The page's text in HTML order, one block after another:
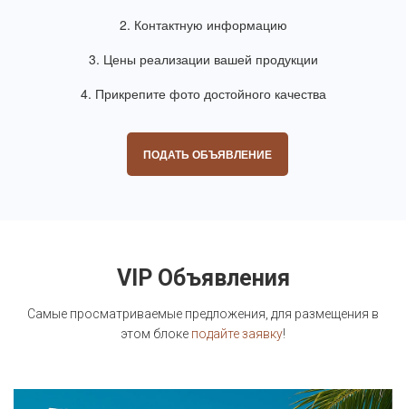
2. Контактную информацию
3. Цены реализации вашей продукции
4. Прикрепите фото достойного качества
ПОДАТЬ ОБЪЯВЛЕНИЕ
VIP Объявления
Самые просматриваемые предложения, для размещения в
этом блоке подайте заявку!